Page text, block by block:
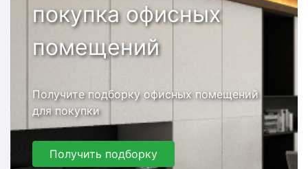
покупка офисных
помещений
Получите подборку офисных помещений
для покупки
Получить подборку